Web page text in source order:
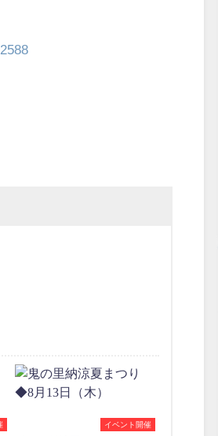
イベント開催